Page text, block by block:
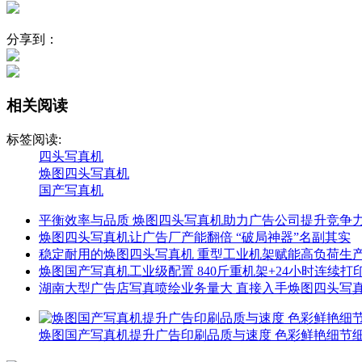
分享到：
相关阅读
标签阅读:
四头写真机
焕图四头写真机
国产写真机
平衡效率与品质 焕图四头写真机助力广告公司提升竞争
焕图四头写真机让广告厂产能翻倍 “破局神器”名副其实
稳定耐用的焕图四头写真机 重型工业机架赋能高负荷生
焕图国产写真机工业级配置 840斤重机架+24小时连续打
湖南大型广告店写真喷绘业务量大 直接入手焕图四头写
焕图国产写真机提升广告印刷品质与速度 色彩鲜艳细节